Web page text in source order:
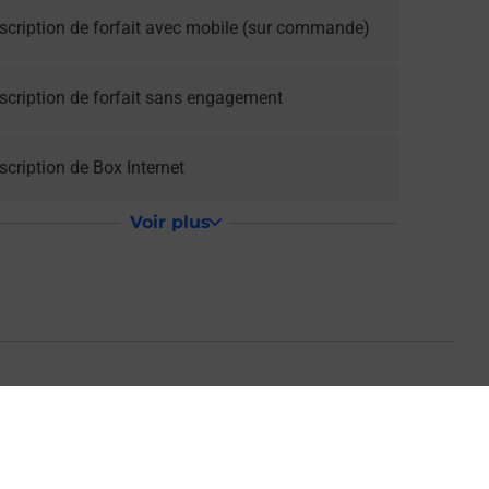
de forfait avec mobile (sur commande)
de forfait sans engagement
de Box Internet
Voir plus